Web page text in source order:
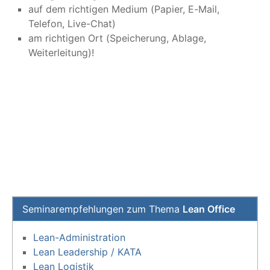
auf dem richtigen Medium (Papier, E-Mail,
Telefon, Live-Chat)
am richtigen Ort (Speicherung, Ablage,
Weiterleitung)!
Seminarempfehlungen zum Thema Lean Office
Lean-Administration
Lean Leadership / KATA
Lean Logistik